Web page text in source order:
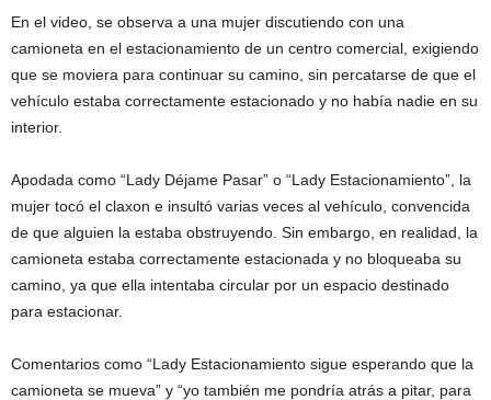
En el video, se observa a una mujer discutiendo con una
camioneta en el estacionamiento de un centro comercial, exigiendo
que se moviera para continuar su camino, sin percatarse de que el
vehículo estaba correctamente estacionado y no había nadie en su
interior.
Apodada como “Lady Déjame Pasar” o “Lady Estacionamiento”, la
mujer tocó el claxon e insultó varias veces al vehículo, convencida
de que alguien la estaba obstruyendo. Sin embargo, en realidad, la
camioneta estaba correctamente estacionada y no bloqueaba su
camino, ya que ella intentaba circular por un espacio destinado
para estacionar.
Comentarios como “Lady Estacionamiento sigue esperando que la
camioneta se mueva” y “yo también me pondría atrás a pitar, para